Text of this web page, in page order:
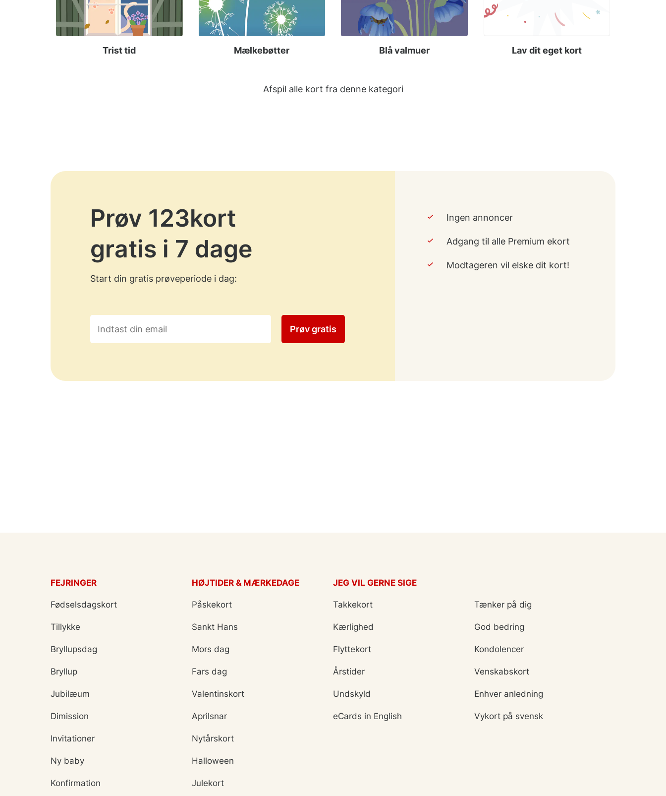
Trist tid Mælkebøtter Blå valmuer Lav dit eget kort
Afspil alle kort fra denne kategori
Prøv 123kort
gratis i 7 dage
Start din gratis prøveperiode i dag:
Prøv gratis
Ingen annoncer
Adgang til alle Premium ekort
Modtageren vil elske dit kort!
FEJRINGER
Fødselsdagskort
Tillykke
Bryllupsdag
Bryllup
Jubilæum
Dimission
Invitationer
Ny baby
Konfirmation
HØJTIDER & MÆRKEDAGE
Påskekort
Sankt Hans
Mors dag
Fars dag
Valentinskort
Aprilsnar
Nytårskort
Halloween
Julekort
JEG VIL GERNE SIGE
Takkekort Tænker på dig
Kærlighed God bedring
Flyttekort Kondolencer
Årstider Venskabskort
Undskyld Enhver anledning
eCards in English Vykort på svensk